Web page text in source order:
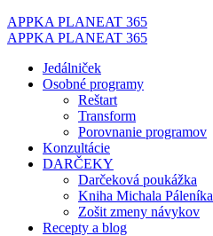
APPKA PLANEAT 365
APPKA PLANEAT 365
Jedálniček
Osobné programy
Reštart
Transform
Porovnanie programov
Konzultácie
DARČEKY
Darčeková poukážka
Kniha Michala Páleníka
Zošit zmeny návykov
Recepty a blog